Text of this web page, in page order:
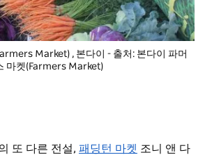
Market) , 본다이 - 출처: 본다이 파머
마켓(Farmers Market)
또 다른 전설, 패딩턴 마켓 조니 앤 다